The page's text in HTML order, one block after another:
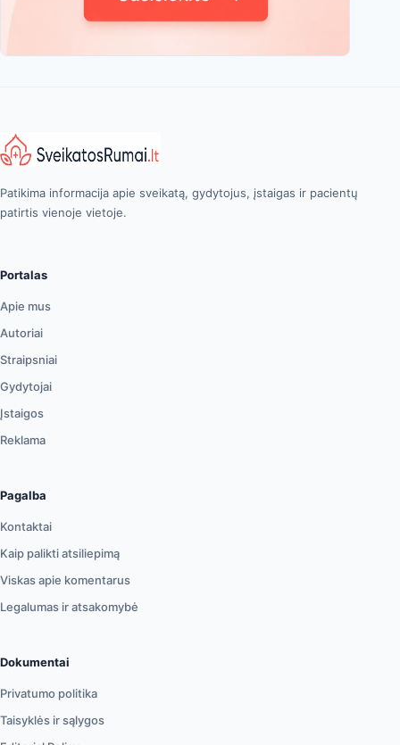
Patikima informacija apie sveikatą, gydytojus, įstaigas ir pacientų
patirtis vienoje vietoje.
Portalas
Apie mus
Autoriai
Straipsniai
Gydytojai
Įstaigos
Reklama
Pagalba
Kontaktai
Kaip palikti atsiliepimą
Viskas apie komentarus
Legalumas ir atsakomybė
Dokumentai
Privatumo politika
Taisyklės ir sąlygos